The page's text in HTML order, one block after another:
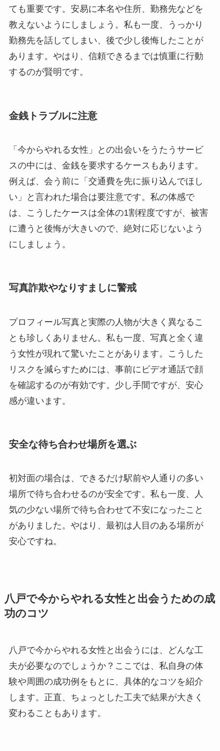
ても重要です。安易に本名や住所、勤務先などを
教えないようにしましょう。私も一度、うっかり
勤務先を話してしまい、後で少し後悔したことが
あります。やはり、信頼できるまでは慎重に行動
するのが賢明です。
金銭トラブルに注意
「今からやれる女性」との出会いをうたうサービ
スの中には、金銭を要求するケースもあります。
例えば、会う前に「交通費を先に振り込んでほし
い」と言われた場合は要注意です。私の体感で
は、こうしたケースは全体の1割程度ですが、被害
に遭うと後悔が大きいので、絶対に応じないよう
にしましょう。
写真詐欺やなりすましに警戒
プロフィール写真と実際の人物が大きく異なるこ
とも珍しくありません。私も一度、写真と全く違
う女性が現れて驚いたことがあります。こうした
リスクを減らすためには、事前にビデオ通話で顔
を確認するのが有効です。少し手間ですが、安心
感が違います。
安全な待ち合わせ場所を選ぶ
初対面の場合は、できるだけ駅前や人通りの多い
場所で待ち合わせるのが安全です。私も一度、人
気の少ない場所で待ち合わせて不安になったこと
がありました。やはり、最初は人目のある場所が
安心ですね。
八戸で今からやれる女性と出会うための成
功のコツ
八戸で今からやれる女性と出会うには、どんな工
夫が必要なのでしょうか？ここでは、私自身の体
験や周囲の成功例をもとに、具体的なコツを紹介
します。正直、ちょっとした工夫で結果が大きく
変わることもあります。